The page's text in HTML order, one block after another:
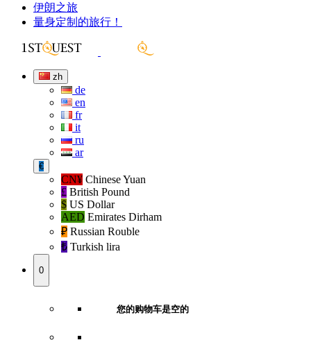
伊朗之旅
量身定制的旅行！
zh
de
en
fr
it
ru
ar
€
CN¥ Chinese Yuan
£ British Pound
$ US Dollar
AED Emirates Dirham
₽‎ Russian Rouble
₺‎ Turkish lira
0
您的购物车是空的